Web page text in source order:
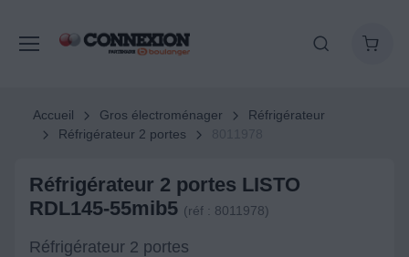
Accueil Gros électroménager
Réfrigérateur
Réfrigérateur 2 portes
Réfrigérateur 2 portes LISTO
RDL145-55mib5 (réf : 8011978)
Réfrigérateur 2 portes